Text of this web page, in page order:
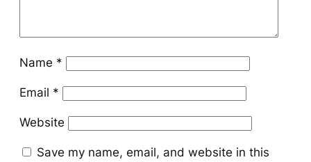
Name *
Email *
Website
Save my name, email, and website in this